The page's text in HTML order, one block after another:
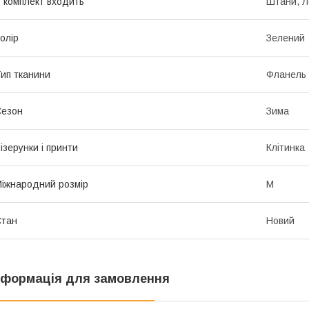
Зелений
тканини Фланель
Зима
і принти Клітинка
розмір M
Новий
для замовлення